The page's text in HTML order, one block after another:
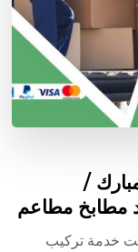
/
خدمة تركيب